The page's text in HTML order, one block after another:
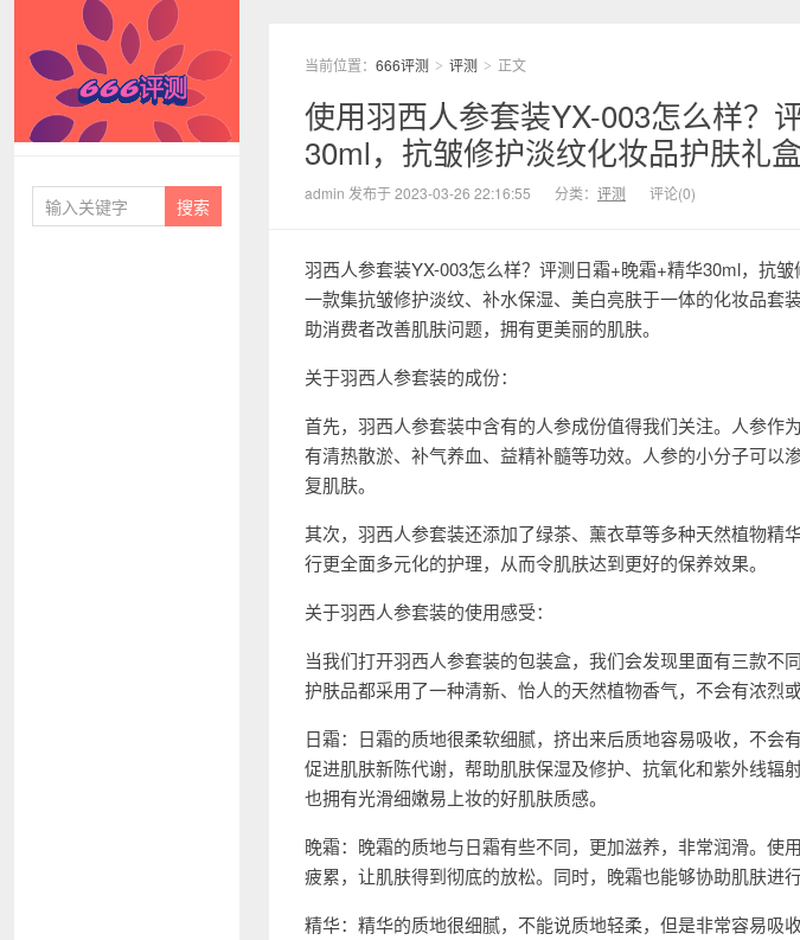
当前位置： 666评测 > 评测 > 正文
使用羽西人参套装YX-003怎么样？
30ml，抗皱修护淡纹化妆品护肤礼盒
admin 发布于 2023-03-26 22:16:55 分类： 评测 评论(0)
羽西人参套装YX-003怎么样？评测日霜+晚霜+精华30ml，抗
一款集抗皱修护淡纹、补水保湿、美白亮肤于一体的化妆品套
助消费者改善肌肤问题，拥有更美丽的肌肤。
关于羽西人参套装的成份：
首先，羽西人参套装中含有的人参成份值得我们关注。人参作
有清热散淤、补气养血、益精补髓等功效。人参的小分子可以
复肌肤。
其次，羽西人参套装还添加了绿茶、薰衣草等多种天然植物精
行更全面多元化的护理，从而令肌肤达到更好的保养效果。
关于羽西人参套装的使用感受：
当我们打开羽西人参套装的包装盒，我们会发现里面有三款不
护肤品都采用了一种清新、怡人的天然植物香气，不会有浓烈或
日霜：日霜的质地很柔软细腻，挤出来后质地容易吸收，不会
促进肌肤新陈代谢，帮助肌肤保湿及修护、抗氧化和紫外线辐
也拥有光滑细嫩易上妆的好肌肤质感。
晚霜：晚霜的质地与日霜有些不同，更加滋养，非常润滑。使
疲累，让肌肤得到彻底的放松。同时，晚霜也能够协助肌肤进
精华：精华的质地很细腻，不能说质地轻柔，但是非常容易吸